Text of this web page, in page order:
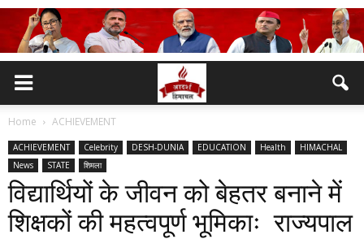
Home ACHIEVEMENT
ACHIEVEMENT Celebrity DESH-DUNIA EDUCATION Health
HIMACHAL
News
STATE शिमला
विद्यार्थियों के जीवन को बेहतर बनाने में
शिक्षकों की महत्वपूर्ण भूमिकाः राज्यपाल